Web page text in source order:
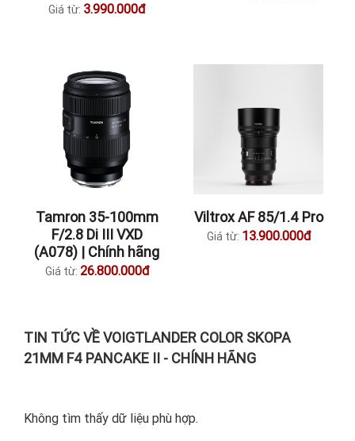
Giá từ: 3.990.000đ
Tamron 35-100mm
F/2.8 Di III VXD
(A078) | Chính hãng
Giá từ: 26.800.000đ
Viltrox AF 85/1.4 Pro
Giá từ: 13.900.000đ
TIN TỨC VỀ VOIGTLANDER COLOR SKOPA
21MM F4 PANCAKE II - CHÍNH HÃNG
Không tìm thấy dữ liệu phù hợp.